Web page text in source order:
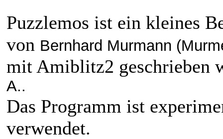
Puzzlemos ist ein kleines
von Bernhard Murmann
mit Amiblitz2 geschrieben
A..
Das Programm ist
verwendet.